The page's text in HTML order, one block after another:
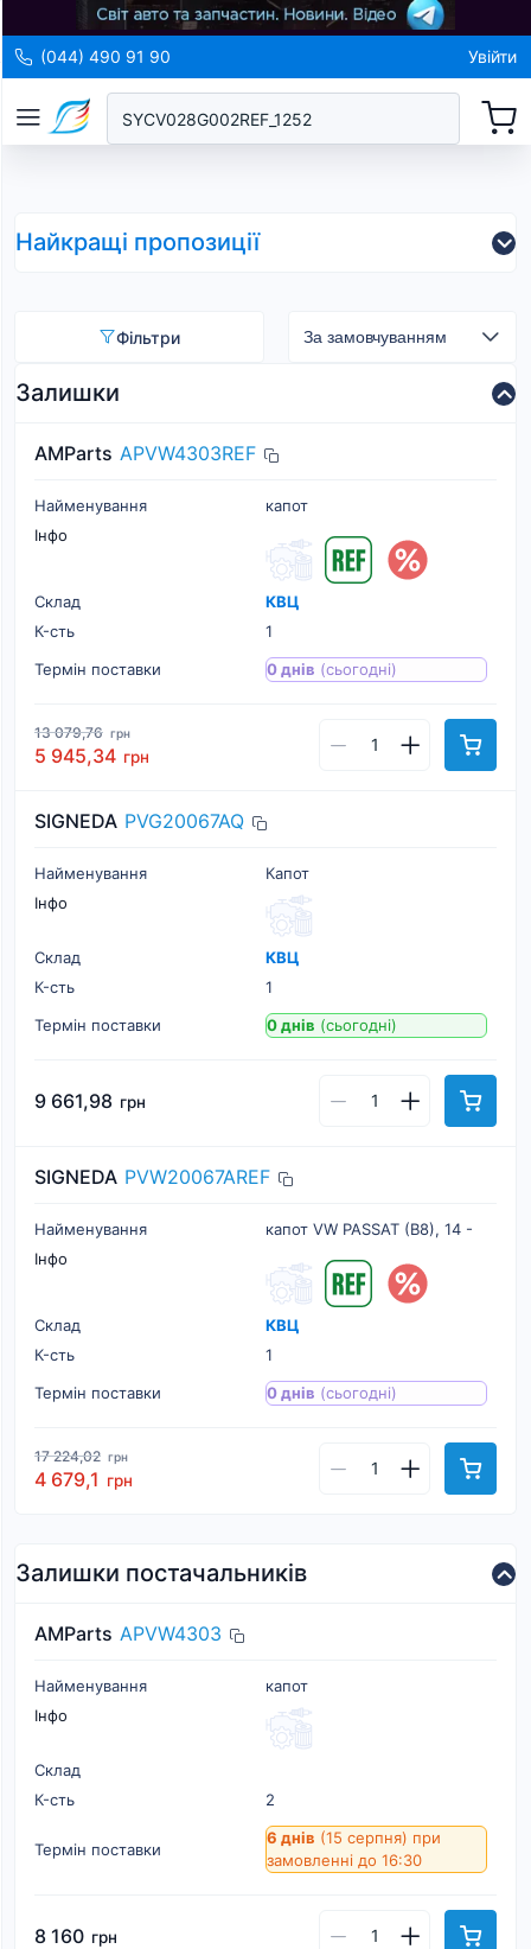
(044) 490 91 90 Увійти
Найкращі пропозиції
Фільтри
Залишки
AMParts APVW4303REF
Найменування
капот
Інфо
Склад
КВЦ
К-cть
1
Термін поставки
0 днів (сьогодні)
13 079,76 грн
5 945,34 грн
SIGNEDA PVG20067AQ
Найменування
Капот
Інфо
Склад
КВЦ
К-cть
1
Термін поставки
0 днів (сьогодні)
9 661,98 грн
SIGNEDA PVW20067AREF
Найменування
капот VW PASSAT (B8), 14 -
Інфо
Склад
КВЦ
К-cть
1
Термін поставки
0 днів (сьогодні)
17 224,02 грн
4 679,1 грн
Залишки постачальників
AMParts APVW4303
Найменування
капот
Інфо
Склад
К-cть
2
Термін поставки
6 днів (15 серпня) при
замовленні до 16:30
8 160 грн